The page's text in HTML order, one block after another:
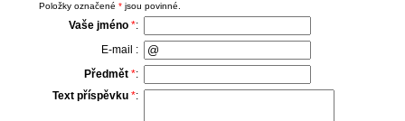
Položky označené * jsou povinné.
Vaše jméno *:
E-mail :
Předmět *:
Text příspěvku *: